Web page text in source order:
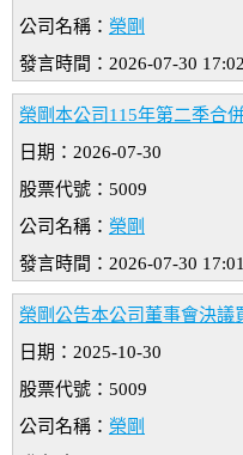
公司名稱： 榮剛
發言時間：2026-07-30
榮剛本公司115年第二季合
日期：2026-07-30
股票代號：5009
公司名稱： 榮剛
發言時間：2026-07-30
榮剛公告本公司董事會決議
日期：2025-10-30
股票代號：5009
公司名稱： 榮剛